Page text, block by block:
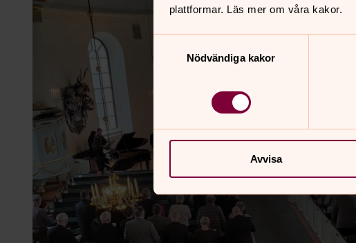
plattformar. Läs mer om våra kakor.
Nödvändiga kakor
Avvisa